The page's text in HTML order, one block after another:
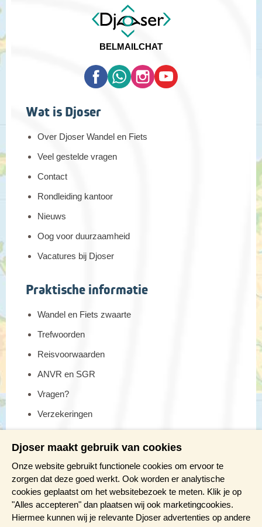
BELMAILCHAT
Wat is Djoser
Over Djoser Wandel en Fiets
Veel gestelde vragen
Contact
Rondleiding kantoor
Nieuws
Oog voor duurzaamheid
Vacatures bij Djoser
Praktische informatie
Wandel en Fiets zwaarte
Trefwoorden
Reisvoorwaarden
ANVR en SGR
Vragen?
Verzekeringen
Meer weten?
Brochure aanvragen
Presentaties en Infodagen
Djoser maakt gebruik van cookies
Onze website gebruikt functionele cookies om ervoor te
zorgen dat deze goed werkt. Ook worden er analytische
cookies geplaatst om het websitebezoek te meten. Klik je op
"Alles accepteren" dan plaatsen wij ook marketingcookies.
Hiermee kunnen wij je relevante Djoser advertenties op andere